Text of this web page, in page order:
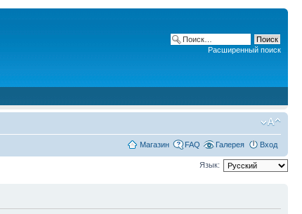
Расширенный поиск
Магазин FAQ Галерея Вход
Язык: